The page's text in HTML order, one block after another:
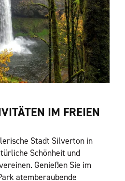
IM FREIEN
Stadt Silverton in
Schönheit und
Genießen Sie im
atemberaubende